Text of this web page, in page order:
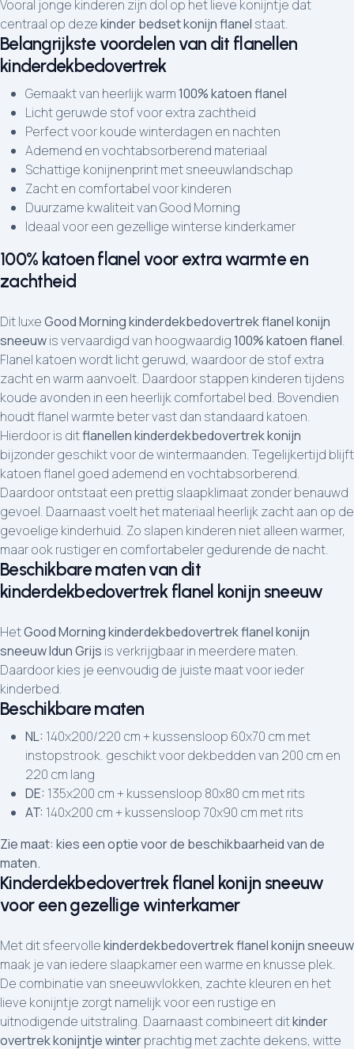
Vooral jonge kinderen zijn dol op het lieve konijntje dat
centraal op dezekinder bedset konijn flanel staat.
Belangrijkste voordelen van dit flanellen
kinderdekbedovertrek
Gemaakt van heerlijk warm100% katoen flanel
Licht geruwde stof voor extra zachtheid
Perfect voor koude winterdagen en nachten
Ademend en vochtabsorberend materiaal
Schattige konijnenprint met sneeuwlandschap
Zacht en comfortabel voor kinderen
Duurzame kwaliteit van Good Morning
Ideaal voor een gezellige winterse kinderkamer
100% katoen flanel voor extra warmte en
zachtheid
Dit luxeGood Morning kinderdekbedovertrek flanel konijn
sneeuwis vervaardigd van hoogwaardig100% katoen flanel.
Flanel katoen wordt licht geruwd, waardoor de stof extra
zacht en warm aanvoelt. Daardoor stappen kinderen tijdens
koude avonden in een heerlijk comfortabel bed. Bovendien
houdt flanel warmte beter vast dan standaard katoen.
Hierdoor is ditflanellen kinderdekbedovertrek konijn
bijzonder geschikt voor de wintermaanden. Tegelijkertijd blijft
katoen flanel goed ademend en vochtabsorberend.
Daardoor ontstaat een prettig slaapklimaat zonder benauwd
gevoel. Daarnaast voelt het materiaal heerlijk zacht aan op de
gevoelige kinderhuid. Zo slapen kinderen niet alleen warmer,
maar ook rustiger en comfortabeler gedurende de nacht.
Beschikbare maten van dit
kinderdekbedovertrek flanel konijn sneeuw
HetGood Morning kinderdekbedovertrek flanel konijn
sneeuw Idun Grijs is verkrijgbaar in meerdere maten.
Daardoor kies je eenvoudig de juiste maat voor ieder
kinderbed.
Beschikbare maten
NL: 140x200/220 cm + kussensloop 60x70 cm met
instopstrook. geschikt voor dekbedden van 200 cm en
220 cm lang
DE: 135x200 cm + kussensloop 80x80 cm met rits
AT: 140x200 cm + kussensloop 70x90 cm met rits
Zie maat: kies een optie voor de beschikbaarheid van de
maten.
Kinderdekbedovertrek flanel konijn sneeuw
voor een gezellige winterkamer
Met dit sfeervollekinderdekbedovertrek flanel konijn sneeuw
maak je van iedere slaapkamer een warme en knusse plek.
De combinatie van sneeuwvlokken, zachte kleuren en het
lieve konijntje zorgt namelijk voor een rustige en
uitnodigende uitstraling. Daarnaast combineert ditkinder
overtrek konijntje winterprachtig met zachte dekens, witte